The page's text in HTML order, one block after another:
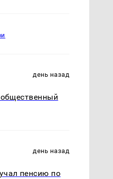
день назад
день назад
пенсию по